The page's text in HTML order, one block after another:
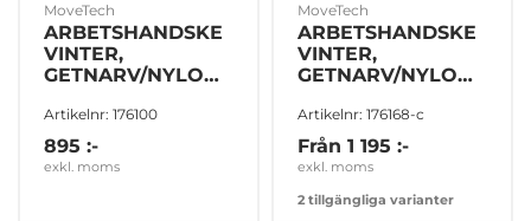
MoveTech
ARBETSHANDSKE
VINTER,
GETNARV/NYLON
Artikelnr: 176100
895 :-
exkl. moms
MoveTech
ARBETSHANDSKE
VINTER,
GETNARV/NYLON,
Artikelnr: 176168-c
Från 1 195 :-
exkl. moms
2 tillgängliga varianter